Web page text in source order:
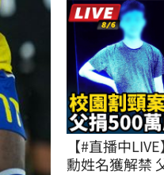
【#直播中
勳姓名獲解禁